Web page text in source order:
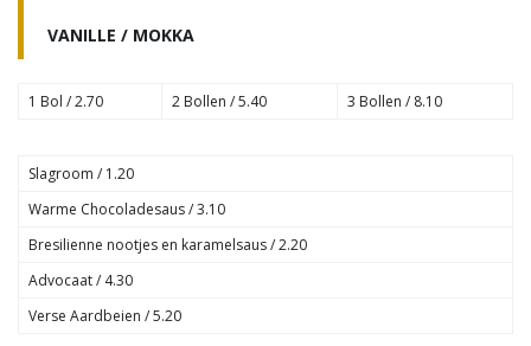
VANILLE / MOKKA
1 Bol / 2.70 2 Bollen / 5.40 3 Bollen / 8.10
Slagroom / 1.20
Warme Chocoladesaus / 3.10
Bresilienne nootjes en karamelsaus / 2.20
Advocaat / 4.30
Verse Aardbeien / 5.20